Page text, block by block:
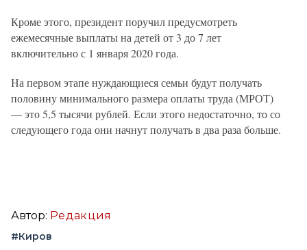
Кроме этого, президент поручил предусмотреть
ежемесячные выплаты на детей от 3 до 7 лет
включительно с 1 января 2020 года.
На первом этапе нуждающиеся семьи будут получать
половину минимального размера оплаты труда (МРОТ)
— это 5,5 тысячи рублей. Если этого недостаточно, то со
следующего года они начнут получать в два раза больше.
Автор: Редакция
#Киров